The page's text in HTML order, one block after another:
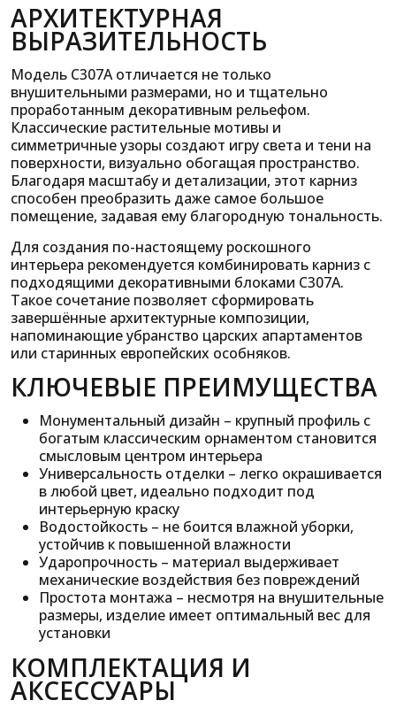
АРХИТЕКТУРНАЯ
ВЫРАЗИТЕЛЬНОСТЬ
Модель C307A отличается не только
внушительными размерами, но и тщательно
проработанным декоративным рельефом.
Классические растительные мотивы и
симметричные узоры создают игру света и тени на
поверхности, визуально обогащая пространство.
Благодаря масштабу и детализации, этот карниз
способен преобразить даже самое большое
помещение, задавая ему благородную тональность.
Для создания по-настоящему роскошного
интерьера рекомендуется комбинировать карниз с
подходящими декоративными блоками C307A.
Такое сочетание позволяет сформировать
завершённые архитектурные композиции,
напоминающие убранство царских апартаментов
или старинных европейских особняков.
КЛЮЧЕВЫЕ ПРЕИМУЩЕСТВА
Монументальный дизайн – крупный профиль с
богатым классическим орнаментом становится
смысловым центром интерьера
Универсальность отделки – легко окрашивается
в любой цвет, идеально подходит под
интерьерную краску
Водостойкость – не боится влажной уборки,
устойчив к повышенной влажности
Ударопрочность – материал выдерживает
механические воздействия без повреждений
Простота монтажа – несмотря на внушительные
размеры, изделие имеет оптимальный вес для
установки
КОМПЛЕКТАЦИЯ И
АКСЕССУАРЫ